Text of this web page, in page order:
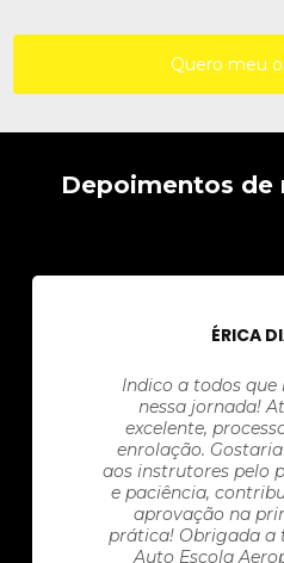
Quero meu
Depoimentos de
ÉRICA
Indico a todos
nessa jornada!
excelente,
enrolação.
aos instrutores pelo
e paciência,
aprovação na
prática! Obrigada a
Auto Escola